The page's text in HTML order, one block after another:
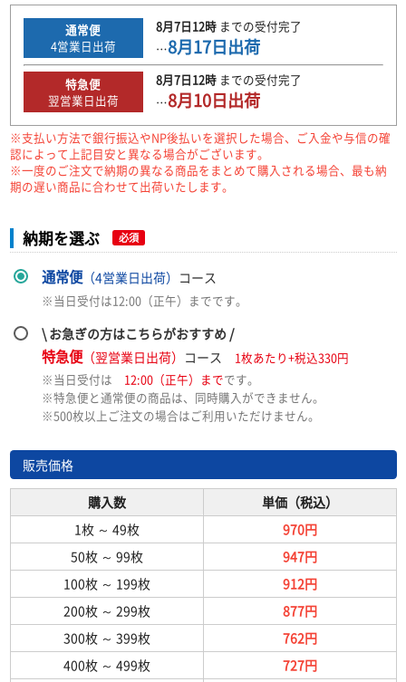
通常便
4営業日出荷
8月7日12時までの受付完了
…8月17日出荷
特急便
翌営業日出荷
8月7日12時までの受付完了
…8月10日出荷
※支払い方法で銀行振込やNP後払いを選択した場合、ご入金や与信の確
認によって上記目安と異なる場合がございます。
※一度のご注文で納期の異なる商品をまとめて購入される場合、最も納
期の遅い商品に合わせて出荷いたします。
納期を選ぶ 必須
通常便（4営業日出荷） コース
※当日受付は12:00（正午）までです。
\ お急ぎの方はこちらがおすすめ /
特急便（翌営業日出荷） コース
1枚あたり+税込330円
※当日受付は 12:00（正午）までです。
※特急便と通常便の商品は、同時購入ができません。
※500枚以上ご注文の場合はご利用いただけません。
販売価格
購入数
単価（税込）
1枚 ～ 49枚
970円
50枚 ～ 99枚
947円
100枚 ～ 199枚
912円
200枚 ～ 299枚
877円
300枚 ～ 399枚
762円
400枚 ～ 499枚
727円